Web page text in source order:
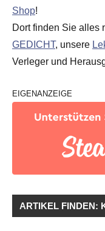
Shop!
Dort finden Sie alles
GEDICHT, unsere
Verleger und
EIGENANZEIGE
ARTIKEL FINDEN: